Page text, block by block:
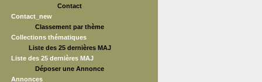
Contact
Contact_new
Classement par thème
Collections thématiques
Liste des 25 dernières MAJ
Liste des 25 dernières MAJ
Déposer une Annonce
Annonces